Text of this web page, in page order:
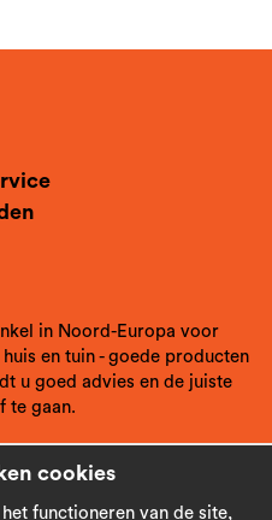
in Noord-Europa voor
en tuin - goede producten
u goed advies en de juiste
te gaan.
cookies
functioneren van de site,